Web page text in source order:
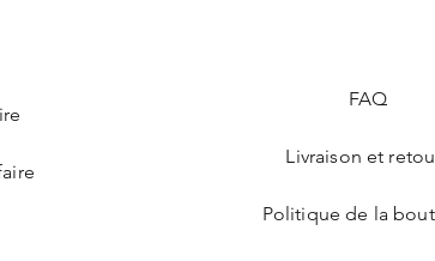
FAQ
Livraison et
Politique de la